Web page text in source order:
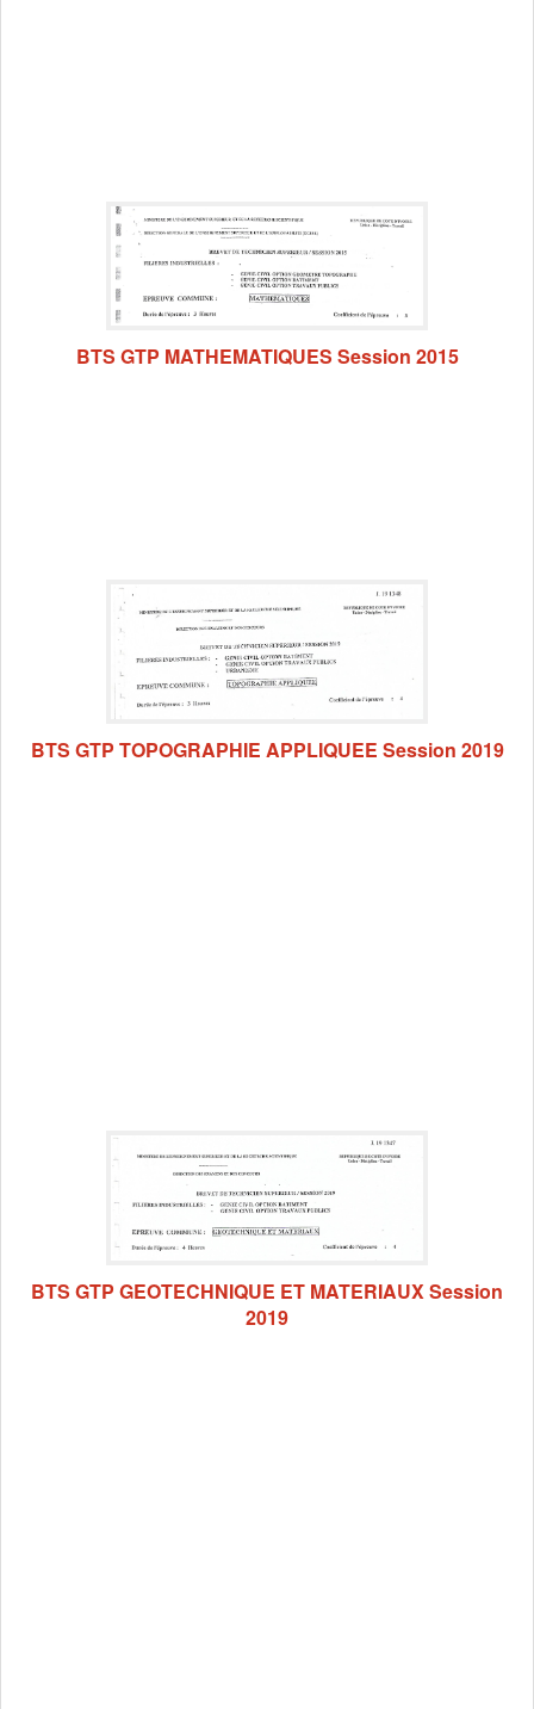
BTS GTP MATHEMATIQUES Session 2015
BTS GTP TOPOGRAPHIE APPLIQUEE Session 2019
BTS GTP GEOTECHNIQUE ET MATERIAUX Session
2019